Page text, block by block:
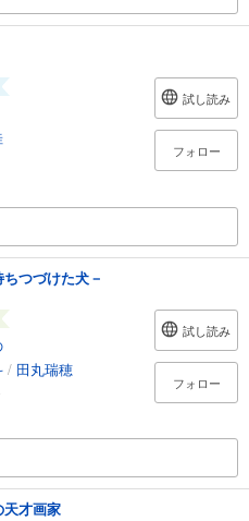
試し読み
フォロー
つづけた犬－
/ 田丸瑞穂
試し読み
フォロー
才画家